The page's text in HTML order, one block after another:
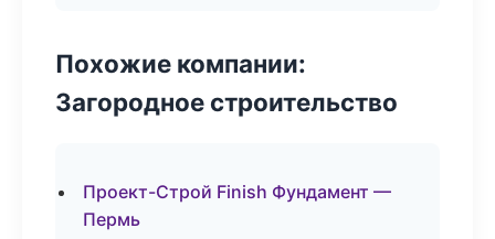
Похожие компании:
Загородное строительство
Проект-Строй Finish Фундамент —
Пермь